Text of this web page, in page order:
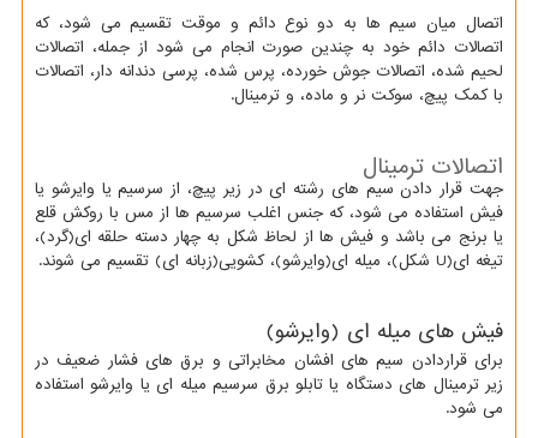
اتصال میان سیم ها به دو نوع دائم و موقت تقسیم می شود، که
اتصالات دائم خود به چندین صورت انجام می شود از جمله، اتصالات
لحیم شده، اتصالات جوش خورده، پرس شده، پرسی دندانه دار، اتصالات
با کمک پیچ، سوکت نر و ماده، و ترمینال.
اتصالات ترمینال
جهت قرار دادن سیم های رشته ای در زیر پیچ، از سرسیم یا وایرشو یا
فیش استفاده می شود، که جنس اغلب سرسیم ها از مس با روکش قلع
یا برنج می باشد و فیش ها از لحاظ شکل به چهار دسته حلقه ای(گرد)،
تیغه ای(U شکل)، میله ای(وایرشو)، کشویی(زبانه ای) تقسیم می شوند.
فیش های میله ای (وایرشو)
برای قراردادن سیم های افشان مخابراتی و برق های فشار ضعیف در
زیر ترمینال های دستگاه یا تابلو برق سرسیم میله ای یا وایرشو استفاده
می شود.